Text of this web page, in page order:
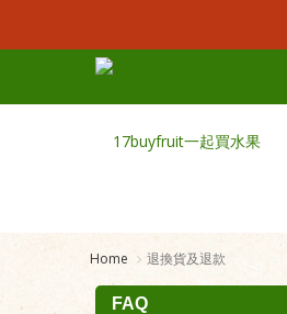
Home 退換貨及退款
FAQ